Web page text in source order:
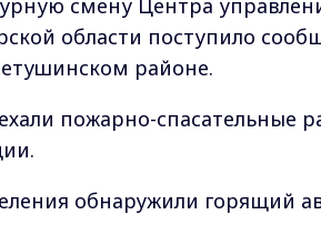
смену Центра
области поступило
районе.
пожарно-спасательные
обнаружили горящий